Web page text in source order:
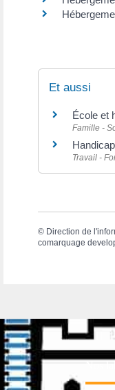
Et aussi
École et
Famille -
Travail -
© Direction de
comarquage